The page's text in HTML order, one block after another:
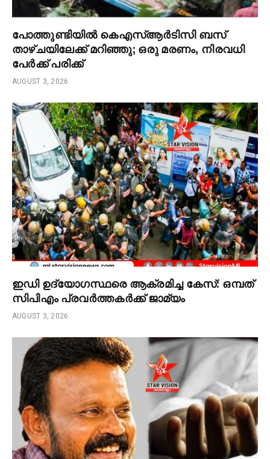
പോത്തുണ്ടിയിൽ കെഎസ്ആർടിസി ബസ്
താഴ്ചയിലേക്ക് മറിഞ്ഞു; ഒരു മരണം, നിരവധി
പേർക്ക് പരിക്ക്
AUGUST 3, 2026
ഇഡി ഉദ്യോഗസ്ഥരെ ആക്രമിച്ച കേസ്: ഒമ്പത്
സിപിഎം പ്രവർത്തകർക്ക് ജാമ്യം
AUGUST 3, 2026